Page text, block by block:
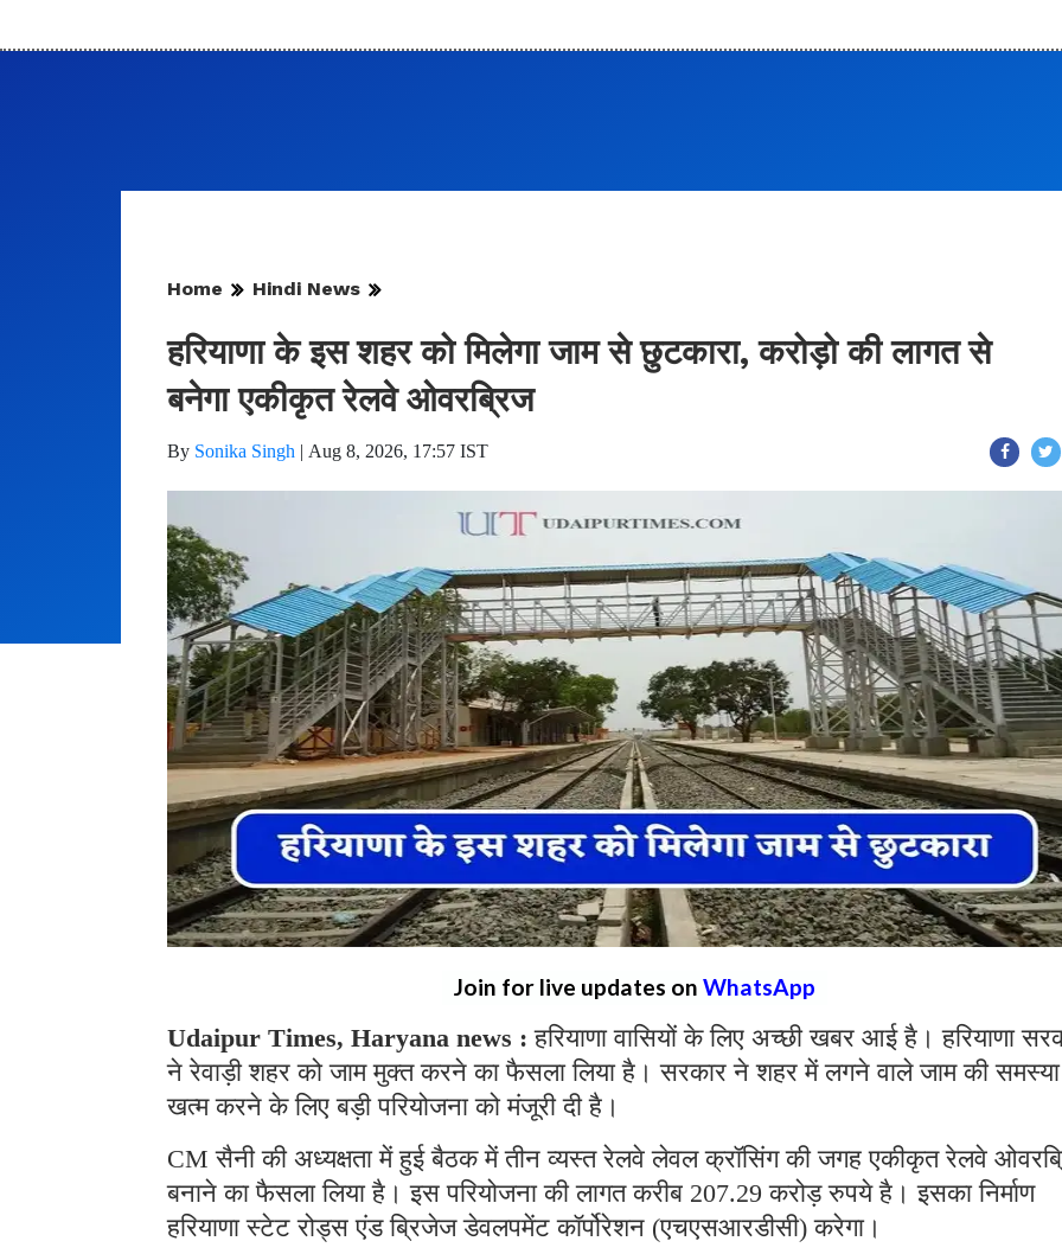
Home Hindi News
हरियाणा के इस शहर को मिलेगा जाम से छुटकारा, करोड़ो की लागत से
बनेगा एकीकृत रेलवे ओवरब्रिज
By Sonika Singh | Aug 8, 2026, 17:57 IST
Join for live updates on WhatsApp
Udaipur Times, Haryana news : हरियाणा वासियों के लिए अच्छी खबर आई है। हरियाणा
ने रेवाड़ी शहर को जाम मुक्त करने का फैसला लिया है। सरकार ने शहर में लगने वाले जाम की
खत्म करने के लिए बड़ी परियोजना को मंजूरी दी है।
CM सैनी की अध्यक्षता में हुई बैठक में तीन व्यस्त रेलवे लेवल क्रॉसिंग की जगह एकीकृत रेलवे
बनाने का फैसला लिया है। इस परियोजना की लागत करीब 207.29 करोड़ रुपये है। इसका निर्माण
हरियाणा स्टेट रोड्स एंड ब्रिजेज डेवलपमेंट कॉर्पोरेशन (एचएसआरडीसी) करेगा।